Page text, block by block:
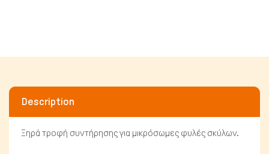
Description
Ξηρά τροφή συντήρησης για μικρόσωμες φυλές σκύλων.